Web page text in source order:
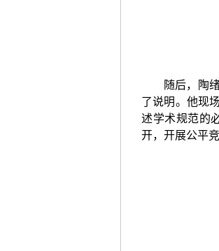
随后，陶
了说明。他现
述学术规范的
开，开展公平